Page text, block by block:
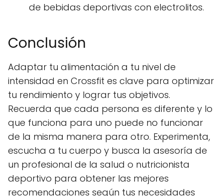
de bebidas deportivas con electrolitos.
Conclusión
Adaptar tu alimentación a tu nivel de
intensidad en Crossfit es clave para optimizar
tu rendimiento y lograr tus objetivos.
Recuerda que cada persona es diferente y lo
que funciona para uno puede no funcionar
de la misma manera para otro. Experimenta,
escucha a tu cuerpo y busca la asesoría de
un profesional de la salud o nutricionista
deportivo para obtener las mejores
recomendaciones según tus necesidades